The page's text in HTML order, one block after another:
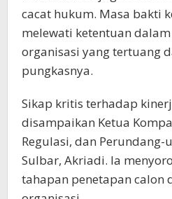
cacat hukum. Masa bakti
melewati ketentuan dalam
organisasi yang tertuang
pungkasnya.
Sikap kritis terhadap
disampaikan Ketua
Regulasi, dan Perundang-
Sulbar, Akriadi. Ia
tahapan penetapan calon